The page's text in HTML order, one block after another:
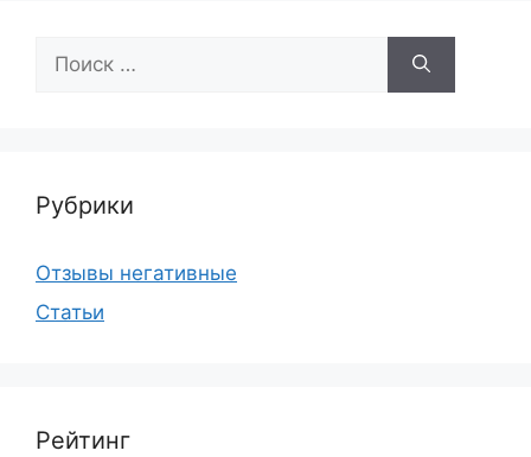
Рубрики
Отзывы негативные
Статьи
Рейтинг